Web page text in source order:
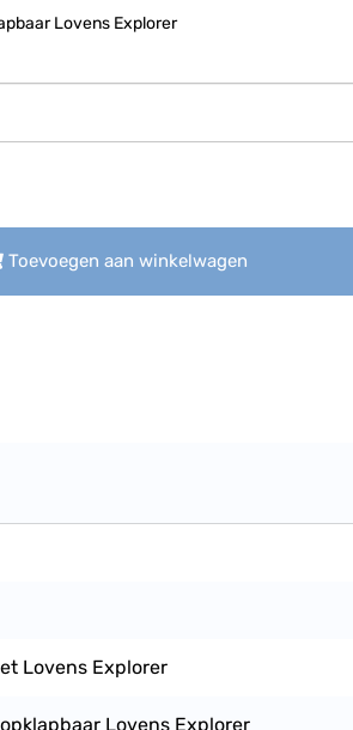
Lovens Explorer
Toevoegen aan winkelwagen
Lovens Explorer
Lovens Explorer